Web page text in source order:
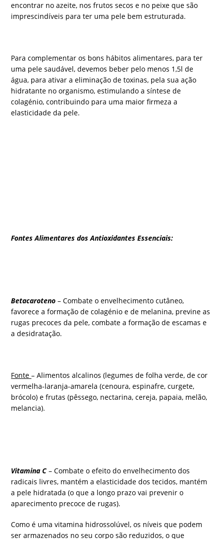
encontrar no azeite, nos frutos secos e no peixe que são
imprescindíveis para ter uma pele bem estruturada.
Para complementar os bons hábitos alimentares, para ter
uma pele saudável, devemos beber pelo menos 1,5l de
água, para ativar a eliminação de toxinas, pela sua ação
hidratante no organismo, estimulando a síntese de
colagénio, contribuindo para uma maior firmeza a
elasticidade da pele.
Fontes Alimentares dos Antioxidantes Essenciais:
Betacaroteno – Combate o envelhecimento cutâneo,
favorece a formação de colagénio e de melanina, previne as
rugas precoces da pele, combate a formação de escamas e
a desidratação.
Fonte– Alimentos alcalinos (legumes de folha verde, de cor
vermelha-laranja-amarela (cenoura, espinafre, curgete,
brócolo) e frutas (pêssego, nectarina, cereja, papaia, melão,
melancia).
Vitamina C – Combate o efeito do envelhecimento dos
radicais livres, mantém a elasticidade dos tecidos, mantém
a pele hidratada (o que a longo prazo vai prevenir o
aparecimento precoce de rugas).
Como é uma vitamina hidrossolúvel, os níveis que podem
ser armazenados no seu corpo são reduzidos, o que